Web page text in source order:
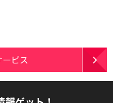
ビス